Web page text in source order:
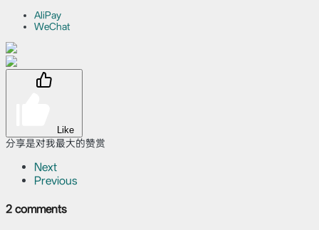
AliPay
WeChat
Like
分享是对我最大的赞赏
Next
Previous
2 comments